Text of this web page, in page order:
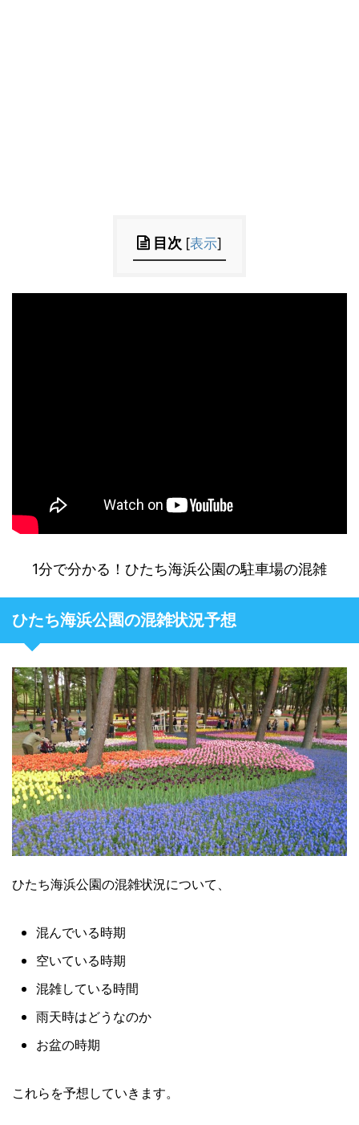
目次 [表示]
1分で分かる！ひたち海浜公園の駐車場の混雑
ひたち海浜公園の混雑状況予想
ひたち海浜公園の混雑状況について、
混んでいる時期
空いている時期
混雑している時間
雨天時はどうなのか
お盆の時期
これらを予想していきます。